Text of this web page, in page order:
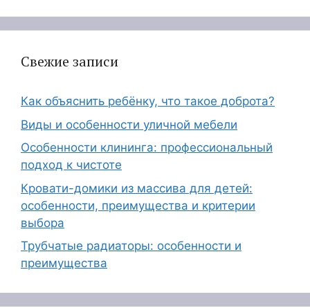
Свежие записи
Как объяснить ребёнку, что такое доброта?
Виды и особенности уличной мебели
Особенности клининга: профессиональный
подход к чистоте
Кровати-домики из массива для детей:
особенности, преимущества и критерии
выбора
Трубчатые радиаторы: особенности и
преимущества